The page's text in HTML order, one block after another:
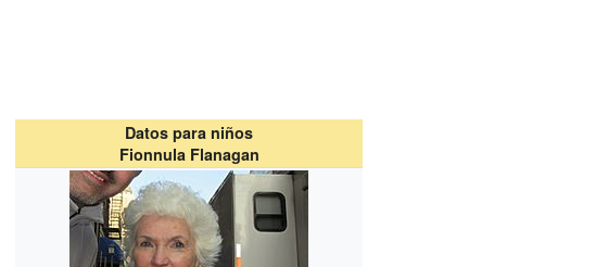
Datos para niños
Fionnula Flanagan